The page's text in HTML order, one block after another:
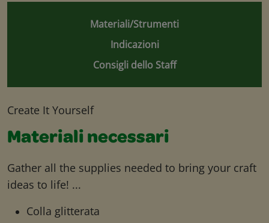
Materiali/Strumenti
Indicazioni
Consigli dello Staff
Create It Yourself
Materiali necessari
Gather all the supplies needed to bring your craft
ideas to life! ...
Colla glitterata